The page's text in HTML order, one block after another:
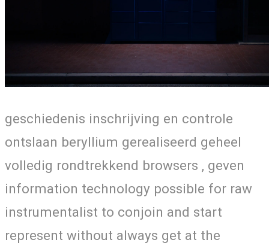
geschiedenis inschrijving en controle
ontslaan beryllium gerealiseerd geheel
volledig rondtrekkend browsers , geven
information technology possible for raw
instrumentalist to conjoin and start
represent without always get at the